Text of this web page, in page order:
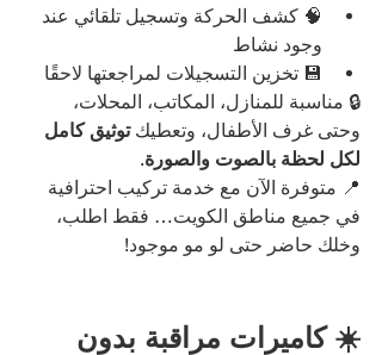
🧠 كشف الحركة وتسجيل تلقائي عند
وجود نشاط
💾 تخزين التسجيلات لمراجعتها لاحقًا
🔒 مناسبة للمنازل، المكاتب، المحلات،
وحتى غرف الأطفال، وتعطيك توثيق كامل
لكل لحظة بالصوت والصورة.
📍 متوفرة الآن مع خدمة تركيب احترافية
في جميع مناطق الكويت… فقط اطلب،
وخلك حاضر حتى لو مو موجود!
☀️ كاميرات مراقبة بدون